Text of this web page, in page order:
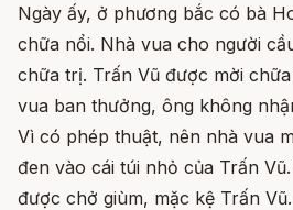
Ngày ấy, ở phương bắc có bà
chữa nổi. Nhà vua cho người
chữa trị. Trấn Vũ được mời
vua ban thưởng, ông không
Vì có phép thuật, nên nhà vua
đen vào cái túi nhỏ của Trấn
được chở giùm, mặc kệ Trấn